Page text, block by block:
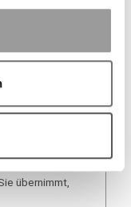
in
Geburt und
übernimmt,